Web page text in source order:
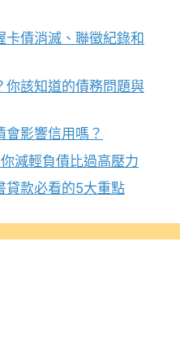
債消滅、聯徵紀錄和
你該知道的債務問題與
影響信用嗎？
減輕負債比過高壓力
貸款必看的5大重點